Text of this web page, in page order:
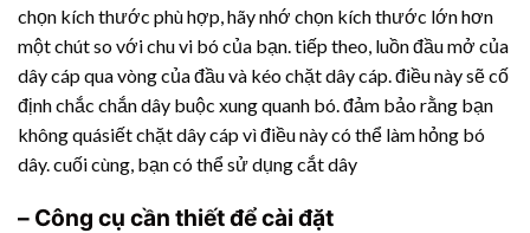
chọn kích thước phù hợp, hãy nhớ chọn kích thước lớn hơn
một chút so với chu vi bó của bạn. tiếp theo, luồn đầu mở của
dây cáp qua vòng của đầu và kéo chặt dây cáp. điều này sẽ cố
định chắc chắn dây buộc xung quanh bó. đảm bảo rằng bạn
không quásiết chặt dây cáp vì điều này có thể làm hỏng bó
dây. cuối cùng, bạn có thể sử dụng cắt dây
– Công cụ cần thiết để cài đặt